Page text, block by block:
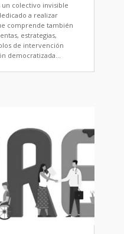
colectivo invisible
a realizar
comprende también
estrategias,
de intervención
democratizada...